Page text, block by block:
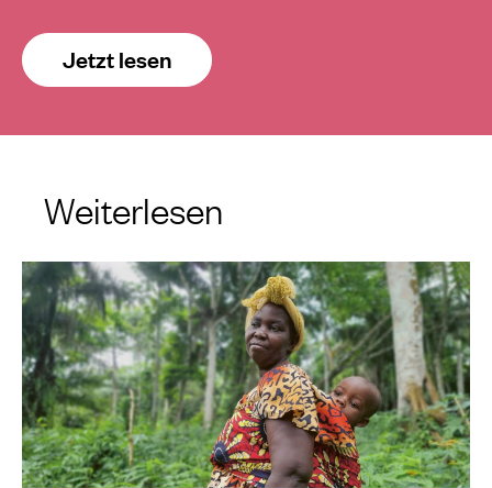
Jetzt lesen
Weiterlesen